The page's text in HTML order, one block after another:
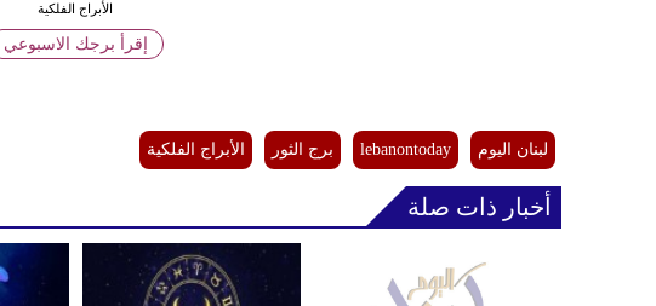
الأبراج الفلكية
إقرأ برجك الاسبوعي
لبنان اليوم lebanontoday برج الثور الأبراج الفلكية
أخبار ذات صلة